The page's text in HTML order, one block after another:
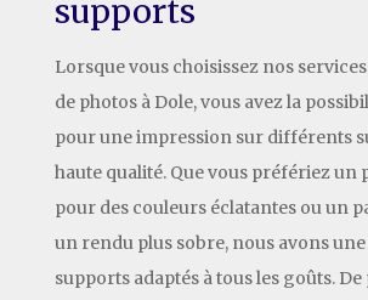
supports
Lorsque vous choisissez nos
de photos à Dole, vous avez la
pour une impression sur différents
haute qualité. Que vous préfériez un
pour des couleurs éclatantes ou un
un rendu plus sobre, nous avons
supports adaptés à tous les goûts. De